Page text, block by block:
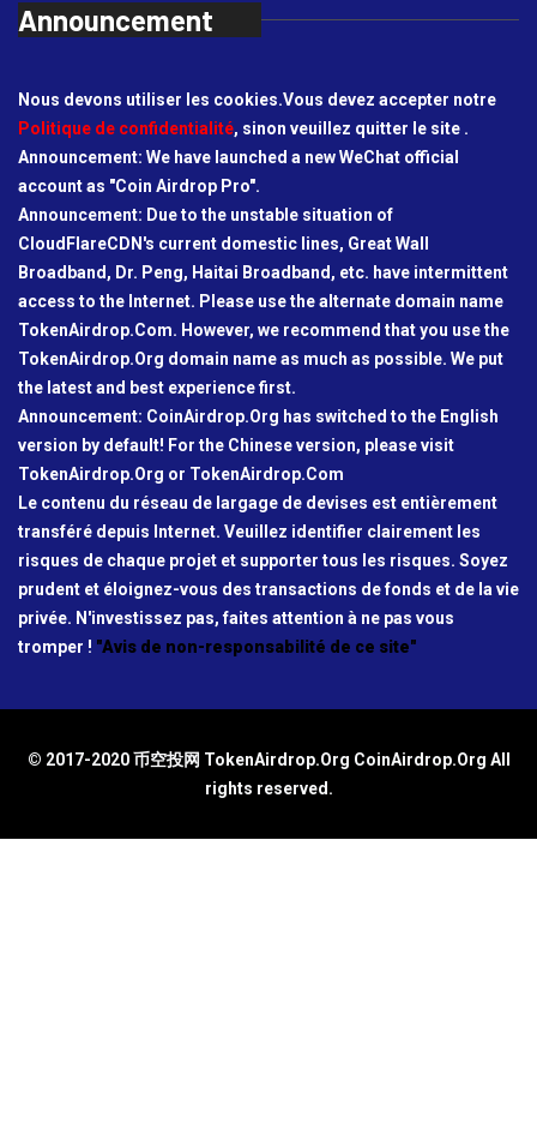
Announcement
Nous devons utiliser les cookies.Vous devez accepter notre
Politique de confidentialité, sinon veuillez quitter le site .
Announcement: We have launched a new WeChat official
account as "Coin Airdrop Pro".
Announcement: Due to the unstable situation of
CloudFlareCDN's current domestic lines, Great Wall
Broadband, Dr. Peng, Haitai Broadband, etc. have intermittent
access to the Internet. Please use the alternate domain name
TokenAirdrop.Com. However, we recommend that you use the
TokenAirdrop.Org domain name as much as possible. We put
the latest and best experience first.
Announcement: CoinAirdrop.Org has switched to the English
version by default! For the Chinese version, please visit
TokenAirdrop.Org or TokenAirdrop.Com
Le contenu du réseau de largage de devises est entièrement
transféré depuis Internet. Veuillez identifier clairement les
risques de chaque projet et supporter tous les risques. Soyez
prudent et éloignez-vous des transactions de fonds et de la vie
privée. N'investissez pas, faites attention à ne pas vous
tromper ! "Avis de non-responsabilité de ce site"
© 2017-2020 币空投网 TokenAirdrop.Org CoinAirdrop.Org All
rights reserved.